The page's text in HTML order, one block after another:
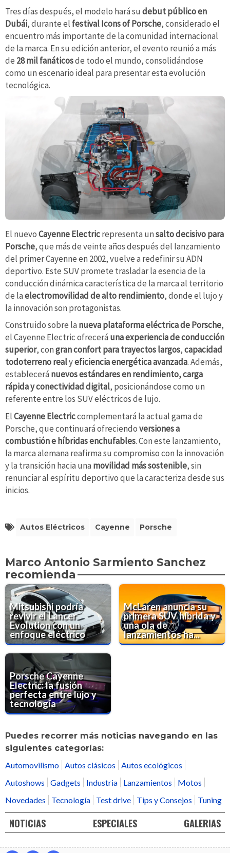
Tres días después, el modelo hará su debut público en
Dubái, durante el festival Icons of Porsche, considerado el
encuentro más importante de la comunidad internacional
de la marca. En su edición anterior, el evento reunió a más
de 28 mil fanáticosde todo el mundo, consolidándose
como un escenario ideal para presentar esta evolución
tecnológica.
El nuevoCayenne Electricrepresenta unsalto decisivo para
Porsche, que más de veinte años después del lanzamiento
del primer Cayenne en 2002, vuelve a redefinir su ADN
deportivo. Este SUV promete trasladar la esencia de la
conducción dinámica característica de la marca al territorio
de laelectromovilidad de alto rendimiento, donde el lujo y
la innovación son protagonistas.
Construido sobre la nueva plataforma eléctrica de Porsche,
el Cayenne Electric ofrecerá una experiencia de conducción
superior, congran confort para trayectos largos,capacidad
todoterreno realyeficiencia energética avanzada. Además,
establecerá nuevos estándares en rendimiento, carga
rápida y conectividad digital, posicionándose como un
referente entre los SUV eléctricos de lujo.
ElCayenne Electriccomplementará la actual gama de
Porsche, que continuará ofreciendoversiones a
combustión e híbridas enchufables. Con este lanzamiento,
la marca alemana reafirma su compromiso con la innovación
y la transición hacia una movilidad más sostenible, sin
renunciar al espíritu deportivo que la caracteriza desde sus
inicios.
Autos Eléctricos Cayenne Porsche
Marco Antonio Sarmiento Sanchez
recomienda
Mitsubishi podría
revivir el Lancer
Evolution con un
enfoque eléctrico
McLaren anuncia su
primera SUV híbrida y
una ola de
lanzamientos ha...
Porsche Cayenne
Electric: la fusión
perfecta entre lujo y
tecnología
Puedes recorrer más noticias navegando en las
siguientes categorías:
Automovilismo Autos clásicos
Autos ecológicos
Autoshows
Gadgets Industria Lanzamientos
Motos
Novedades
Tecnología Test drive Tips y Consejos Tuning
NOTICIAS ESPECIALES GALERIAS